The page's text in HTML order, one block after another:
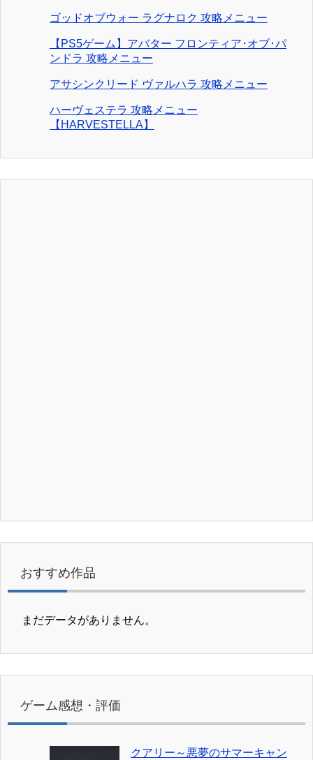
ゴッドオブウォー ラグナロク 攻略メニュー
【PS5ゲーム】アバター フロンティア･オブ･パ
ンドラ 攻略メニュー
アサシンクリード ヴァルハラ 攻略メニュー
ハーヴェステラ 攻略メニュー
【HARVESTELLA】
おすすめ作品
まだデータがありません。
ゲーム感想・評価
クアリー～悪夢のサマーキャン